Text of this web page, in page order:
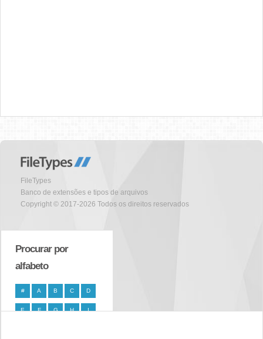
FileTypes
Banco de extensões e tipos de arquivos
Copyright © 2017-2026 Todos os direitos reservados
Procurar por
alfabeto
# A B C D
E F G H I